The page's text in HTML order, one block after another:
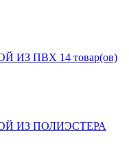
ИЗ ПВХ 14 товар(ов)
ИЗ ПОЛИЭСТЕРА